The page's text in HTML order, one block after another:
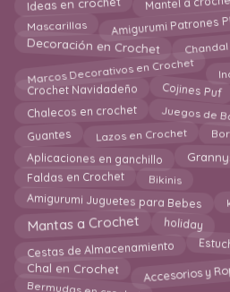
Ideas en crochet Mantel a
Mascarillas Amigurumi Patrones
Decoración en Crochet
Marcos Decorativos en Crochet
Crochet Navidadeño Cojines Puf
Chalecos en crochet Juegos de
Guantes Lazos en Crochet
Aplicaciones en ganchillo
Faldas en Crochet Bikinis
Amigurumi Juguetes para Bebes
Mantas a Crochet holiday
Cestas de Almacenamiento
Chal en Crochet Accesorios y